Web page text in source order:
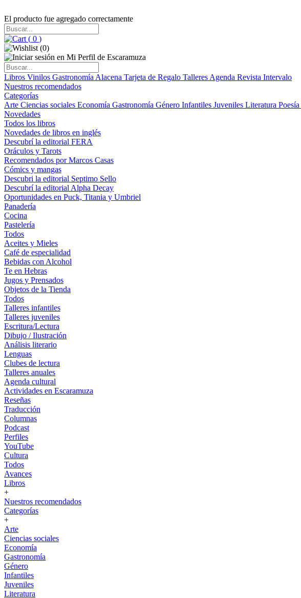
El producto fue agregado correctamente
( 0 )
(0)
Libros Vinilos Gastronomía Alacena Tarjeta de Regalo Talleres Agenda Revista Intervalo
Nuestros recomendados
Categorías
Arte Ciencias sociales Economía Gastronomía Género Infantiles Juveniles Literatura Poesía
Novedades
Todos los libros
Novedades de libros en inglés
Descubrí la editorial FERA
Oráculos y Tarots
Recomendados por Marcos Casas
Cómics y mangas
Descubri la editorial Septimo Sello
Descubrí la editorial Alpha Decay
Oportunidades en Puck, Titania y Umbriel
Panadería
Cocina
Pastelería
Todos
Aceites y Mieles
Café de especialidad
Bebidas con Alcohol
Te en Hebras
Jugos y Prensados
Objetos de la Tienda
Todos
Talleres infantiles
Talleres juveniles
Escritura/Lectura
Dibujo / Ilustración
Análisis literario
Lenguas
Clubes de lectura
Talleres anuales
Agenda cultural
Actividades en Escaramuza
Reseñas
Traducción
Columnas
Podcast
Perfiles
YouTube
Cultura
Todos
Avances
Libros
+
Nuestros recomendados
Categorías
+
Arte
Ciencias sociales
Economía
Gastronomía
Género
Infantiles
Juveniles
Literatura